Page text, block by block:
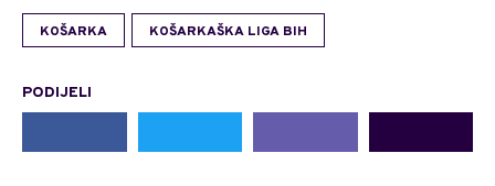
KOŠARKA KOŠARKAŠKA LIGA BIH
PODIJELI